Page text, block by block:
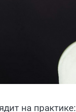
на практике: